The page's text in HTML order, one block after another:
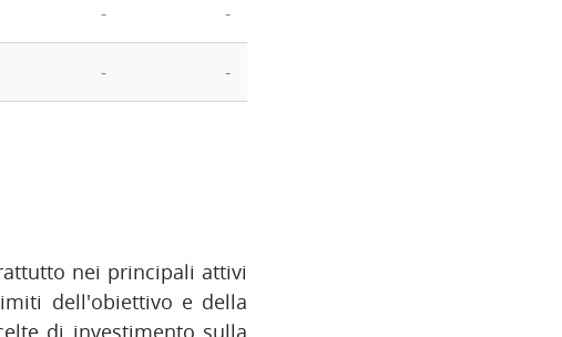
- -
- -
nei principali attivi
dell'obiettivo e della
di investimento sulla